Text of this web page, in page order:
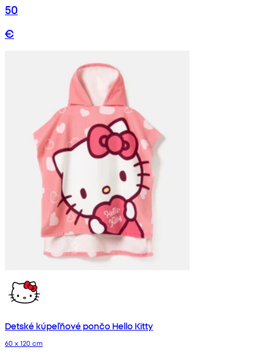
50
€
Detské kúpeľňové pončo Hello Kitty
60 x 120 cm